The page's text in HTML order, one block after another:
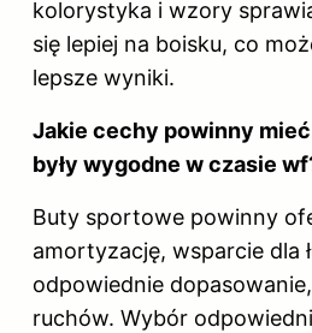
kolorystyka i wzory
się lepiej na boisku, co
lepsze wyniki.
Jakie cechy powinny mieć
były wygodne w czasie
Buty sportowe powinny
amortyzację, wsparcie dla
odpowiednie
ruchów. Wybór